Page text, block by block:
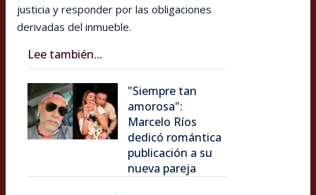
justicia y responder por las obligaciones
derivadas del inmueble.
Lee también...
"Siempre tan
amorosa":
Marcelo Ríos
dedicó romántica
publicación a su
nueva pareja